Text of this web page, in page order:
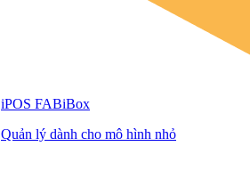
iPOS FABiBox
Quản lý dành cho mô hình nhỏ